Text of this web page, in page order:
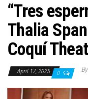
“Tres
Thalia
Coquí
April 17, 2025 0 By